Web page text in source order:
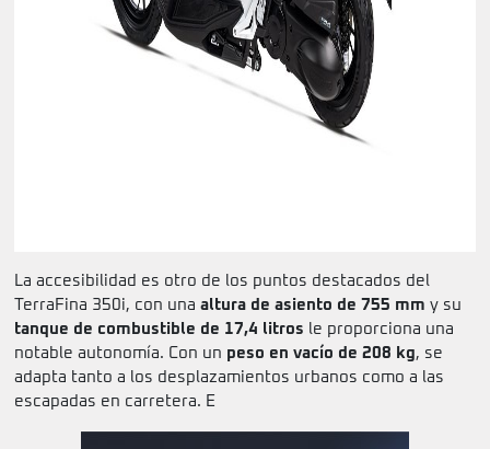
La accesibilidad es otro de los puntos destacados del
TerraFina 350i, con una altura de asiento de 755 mm y su
tanque de combustible de 17,4 litros le proporciona una
notable autonomía. Con un peso en vacío de 208 kg, se
adapta tanto a los desplazamientos urbanos como a las
escapadas en carretera. E